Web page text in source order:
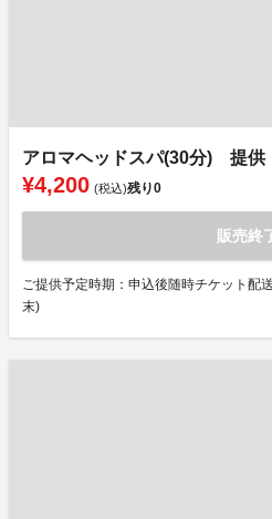
アロマヘッドスパ(30分) 提供
¥4,200 (税込)残り0
販売終
ご提供予定時期：申込後随時チケット配
末)